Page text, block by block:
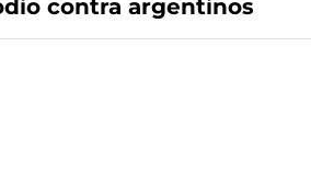
contra argentinos